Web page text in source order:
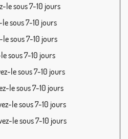
le sous 7-10 jours
sous 7-10 jours
sous 7-10 jours
sous 7-10 jours
le sous 7-10 jours
le sous 7-10 jours
le sous 7-10 jours
le sous 7-10 jours